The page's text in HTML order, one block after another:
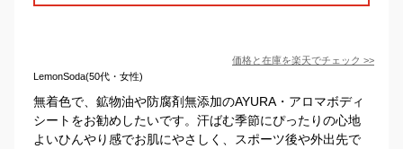
価格と在庫を楽天でチェック >>
LemonSoda(50代・女性)
無着色で、鉱物油や防腐剤無添加のAYURA・アロマボディ
シートをお勧めしたいです。汗ばむ季節にぴったりの心地
よいひんやり感でお肌にやさしく、スポーツ後や外出先で